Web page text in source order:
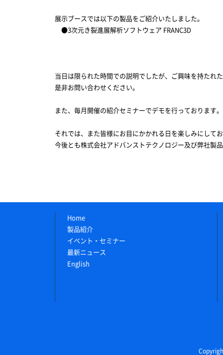
展示ブースでは以下の製品をご紹介いたしました。
●3次元き裂進展解析ソフトウェア FRANC3D
当日は限られた時間での説明でしたが、ご興味を持たれ
是非お問い合わせください。
また、毎月開催の紹介セミナーでデモを行っております
それでは、また皆様にお目にかかれる日を楽しみにして
今後とも株式会社アドバンストテクノロジー及び弊社製
Home
製品紹介
イベント・セミナー
最新ニュース
English